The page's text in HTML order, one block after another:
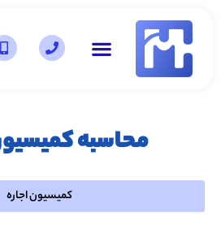
محاسبه
کمیسیون اجاره